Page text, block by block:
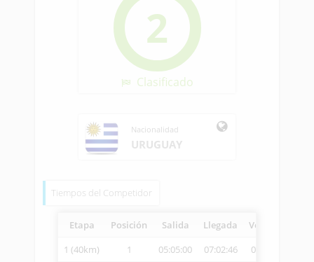
2
Clasificado
Nacionalidad
URUGUAY
Tiempos del Competidor
Etapa Posición Salida Llegada Vetcheck
1 (40km)
1 05:05:00 07:02:46 07:04:26